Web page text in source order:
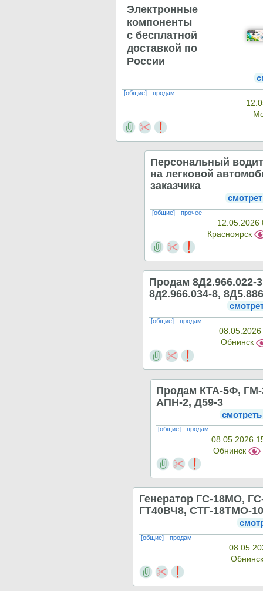
Электронные
компоненты
с бесплатной
доставкой по
России
[общие] - продам
Персональный
на легковой
заказчика
[общие] - прочее
12.05.2026
Красноярск
Продам 8Д2.966.022-
8д2.966.034-8,
[общие] - продам
08.05.2026
Обнинск
Продам КТА-5Ф, ГМ-
АПН-2, Д59-3
смотреть
[общие] - продам
08.05.2026
Обнинск
Генератор ГС-18МО,
ГТ40ВЧ8, СТГ-18ТМО-
[общие] - продам